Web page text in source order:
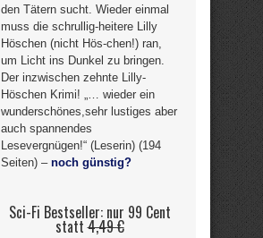
den Tätern sucht. Wieder einmal
muss die schrullig-heitere Lilly
Höschen (nicht Hös-chen!) ran,
um Licht ins Dunkel zu bringen.
Der inzwischen zehnte Lilly-
Höschen Krimi! „… wieder ein
wunderschönes,sehr lustiges aber
auch spannendes
Lesevergnügen!“ (Leserin) (194
Seiten) – noch günstig?
Sci-Fi Bestseller: nur 99 Cent
statt4,49 €